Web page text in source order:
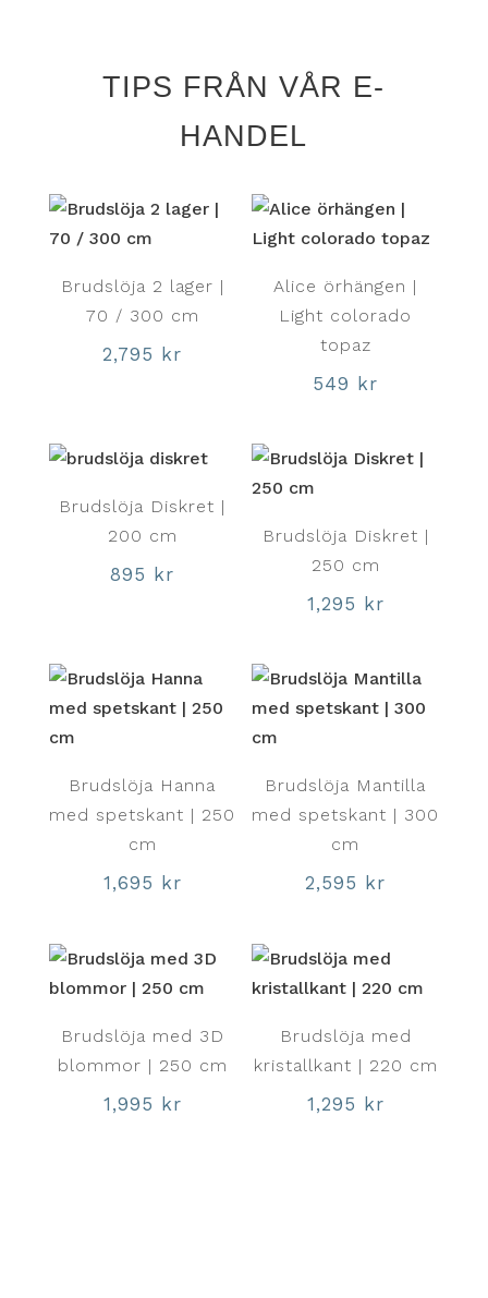
TIPS FRÅN VÅR E-
HANDEL
Brudslöja 2 lager |
70 / 300 cm
2,795 kr
Alice örhängen |
Light colorado
topaz
549 kr
Brudslöja Diskret |
200 cm
895 kr
Brudslöja Diskret |
250 cm
1,295 kr
Brudslöja Hanna
med spetskant | 250
cm
1,695 kr
Brudslöja Mantilla
med spetskant | 300
cm
2,595 kr
Brudslöja med 3D
blommor | 250 cm
1,995 kr
Brudslöja med
kristallkant | 220 cm
1,295 kr